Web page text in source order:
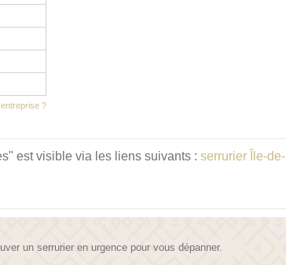
?
est visible via les liens suivants : serrurier Île-de-
un serrurier en urgence pour vous dépanner.